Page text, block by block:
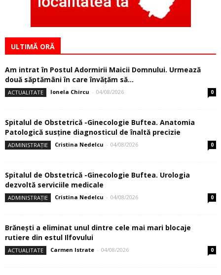
ULTIMĂ ORĂ
Am intrat în Postul Adormirii Maicii Domnului. Urmează
două săptămâni în care învăţăm să...
ACTUALITATE Ionela Chircu - 04/08/2026 0
Spitalul de Obstetrică -Ginecologie Buftea. Anatomia
Patologică susţine diagnosticul de înaltă precizie
ADMINISTRAȚIE Cristina Nedelcu - 04/08/2026 0
Spitalul de Obstetrică -Ginecologie Buftea. Urologia
dezvoltă serviciile medicale
ADMINISTRAȚIE Cristina Nedelcu - 04/08/2026 0
Brănești a eliminat unul dintre cele mai mari blocaje
rutiere din estul Ilfovului
ACTUALITATE Carmen Istrate - 04/08/2026 0